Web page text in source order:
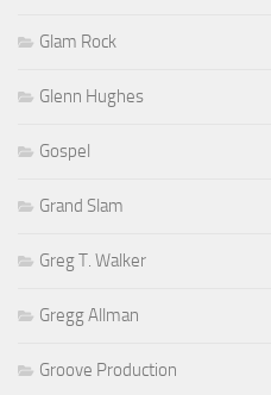
Glam Rock
Glenn Hughes
Gospel
Grand Slam
Greg T. Walker
Gregg Allman
Groove Production